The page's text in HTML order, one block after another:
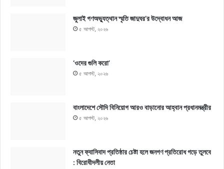
জুলাই গণঅভ্যুত্থান স্মৃতি জাদুঘর’র উদ্বোধন আজ
৫ আগস্ট, ২০২৬
‘ওদের গুলি করো’
৫ আগস্ট, ২০২৬
বাংলাদেশে সৌদি বিনিয়োগ আরও বাড়ানোর আহ্বান প্রধানমন্ত্রীর
৫ আগস্ট, ২০২৬
নতুন ফ্যাসিবাদ প্রতিষ্ঠার চেষ্টা হলে জনগণ প্রতিরোধ গড়ে তুলবে
: বিরোধীদলীয় নেতা